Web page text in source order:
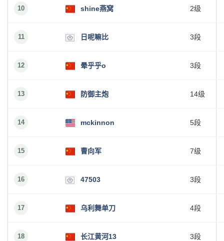
10 shine燕窝 2级
11 日呢嘛比 3段
12 晕乎乎o 3段
13 防御主炮 14级
14 mckinnon 5段
15 曹向军 7级
16 47503 3段
17 乌利舞单刀 4段
18 长江黄河13 3段